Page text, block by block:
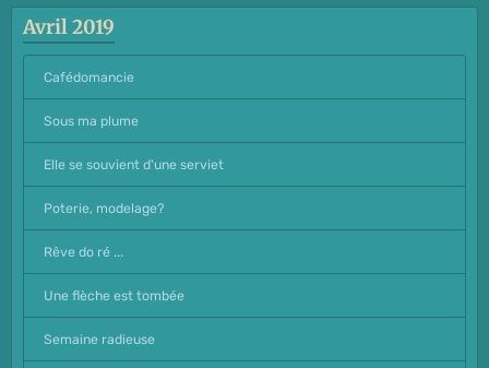
Avril 2019
Cafédomancie
Sous ma plume
Elle se souvient d'une serviet
Poterie, modelage?
Rêve do ré ...
Une flèche est tombée
Semaine radieuse